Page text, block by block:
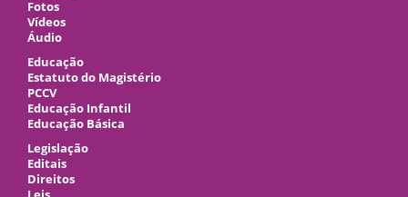
Fotos
Vídeos
Áudio
Educação
Estatuto do Magistério
PCCV
Educação Infantil
Educação Básica
Legislação
Editais
Direitos